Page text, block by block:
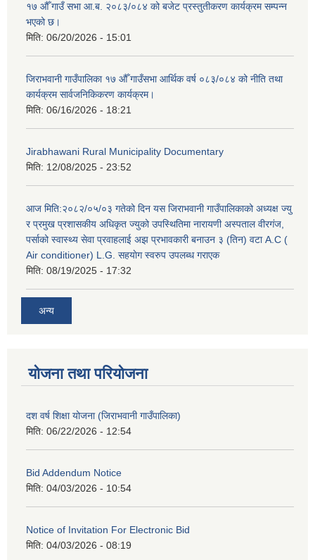
१७ औँ गाउँ सभा आ.ब. २०८३/०८४ को बजेट प्रस्तुतीकरण कार्यक्रम सम्पन्न
भएको छ।
मिति: 06/20/2026 - 15:01
जिराभवानी गाउँपालिका १७ औँ गाउँसभा आर्थिक वर्ष ०८३/०८४ को नीति तथा
कार्यक्रम सार्वजनिकिकरण कार्यक्रम।
मिति: 06/16/2026 - 18:21
Jirabhawani Rural Municipality Documentary
मिति: 12/08/2025 - 23:52
आज मिति:२०८२/०५/०३ गतेको दिन यस जिराभवानी गाउँपालिकाको अध्यक्ष ज्यु
र प्रमुख प्रशासकीय अधिकृत ज्युको उपस्थितिमा नारायणी अस्पताल वीरगंज,
पर्साको स्वास्थ्य सेवा प्रवाहलाई अझ प्रभावकारी बनाउन ३ (तिन) वटा A.C (
Air conditioner) L.G. सहयाेग स्वरुप उपलब्ध गराएक
मिति: 08/19/2025 - 17:32
अन्य
योजना तथा परियोजना
दश वर्ष शिक्षा योजना (जिराभवानी गाउँपालिका)
मिति: 06/22/2026 - 12:54
Bid Addendum Notice
मिति: 04/03/2026 - 10:54
Notice of Invitation For Electronic Bid
मिति: 04/03/2026 - 08:19